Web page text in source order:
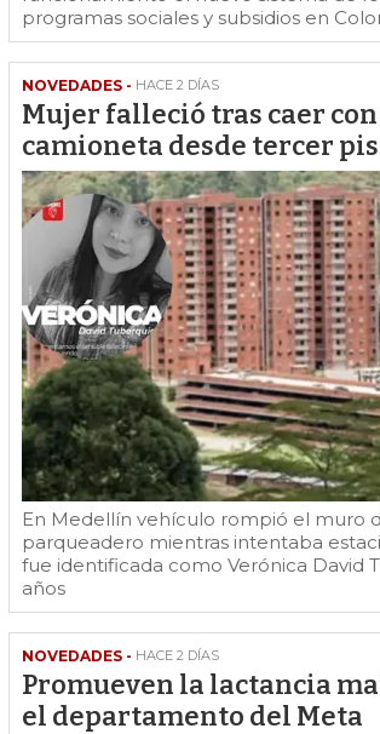
programas sociales y subsidios en
NOVEDADES - HACE 2 DÍAS
Mujer falleció tras caer con
camioneta desde tercer
En Medellín vehículo rompió el muro
parqueadero mientras intentaba
fue identificada como Verónica David
años
NOVEDADES - HACE 2 DÍAS
Promueven la lactancia
el departamento del Meta